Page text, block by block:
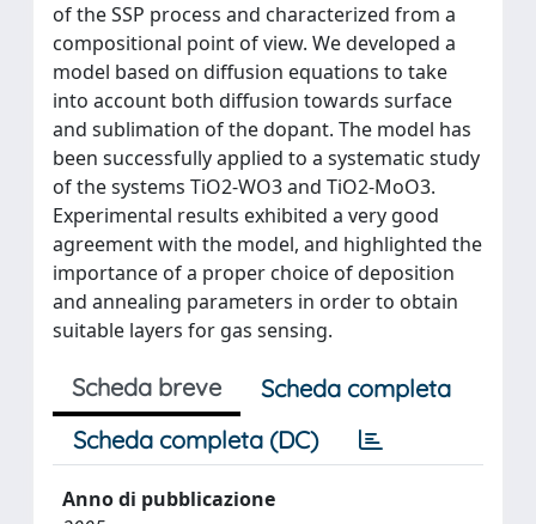
of the SSP process and characterized from a
compositional point of view. We developed a
model based on diffusion equations to take
into account both diffusion towards surface
and sublimation of the dopant. The model has
been successfully applied to a systematic study
of the systems TiO2-WO3 and TiO2-MoO3.
Experimental results exhibited a very good
agreement with the model, and highlighted the
importance of a proper choice of deposition
and annealing parameters in order to obtain
suitable layers for gas sensing.
Scheda breve
Scheda completa
Scheda completa (DC)
Anno di pubblicazione